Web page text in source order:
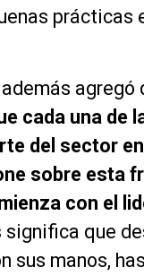
prácticas
agregó
cada una de
del sector
sobre esta
con el
significa que
sus manos,